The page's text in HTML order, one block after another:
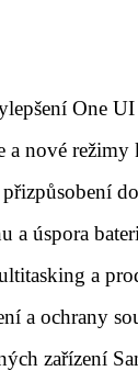
One UI
a nové režimy
a úspora
a
a ochrany
zařízení